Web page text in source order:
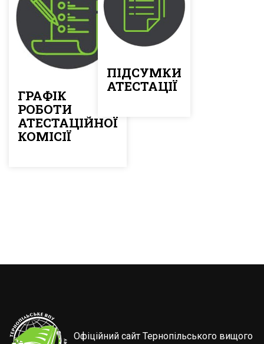
ГРАФІК
РОБОТИ
АТЕСТАЦІЙНОЇ
КОМІСІЇ
ПІДСУМКИ
АТЕСТАЦІЇ
Офіційний сайт Тернопільського вищого